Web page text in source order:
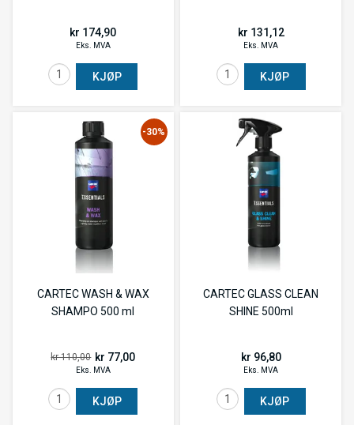
kr 174,90
Eks. MVA
KJØP
kr 131,12
Eks. MVA
KJØP
CARTEC WASH & WAX
SHAMPO 500 ml
-30%
kr 110,00 kr 77,00
Eks. MVA
KJØP
CARTEC GLASS CLEAN
SHINE 500ml
kr 96,80
Eks. MVA
KJØP